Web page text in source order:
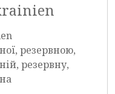
резервною,
резервну,